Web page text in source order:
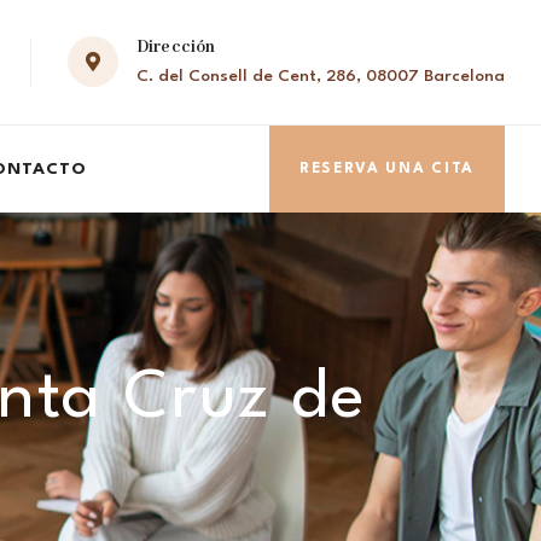
Dirección
C. del Consell de Cent, 286, 08007 Barcelona
RESERVA UNA CITA
Cruz de